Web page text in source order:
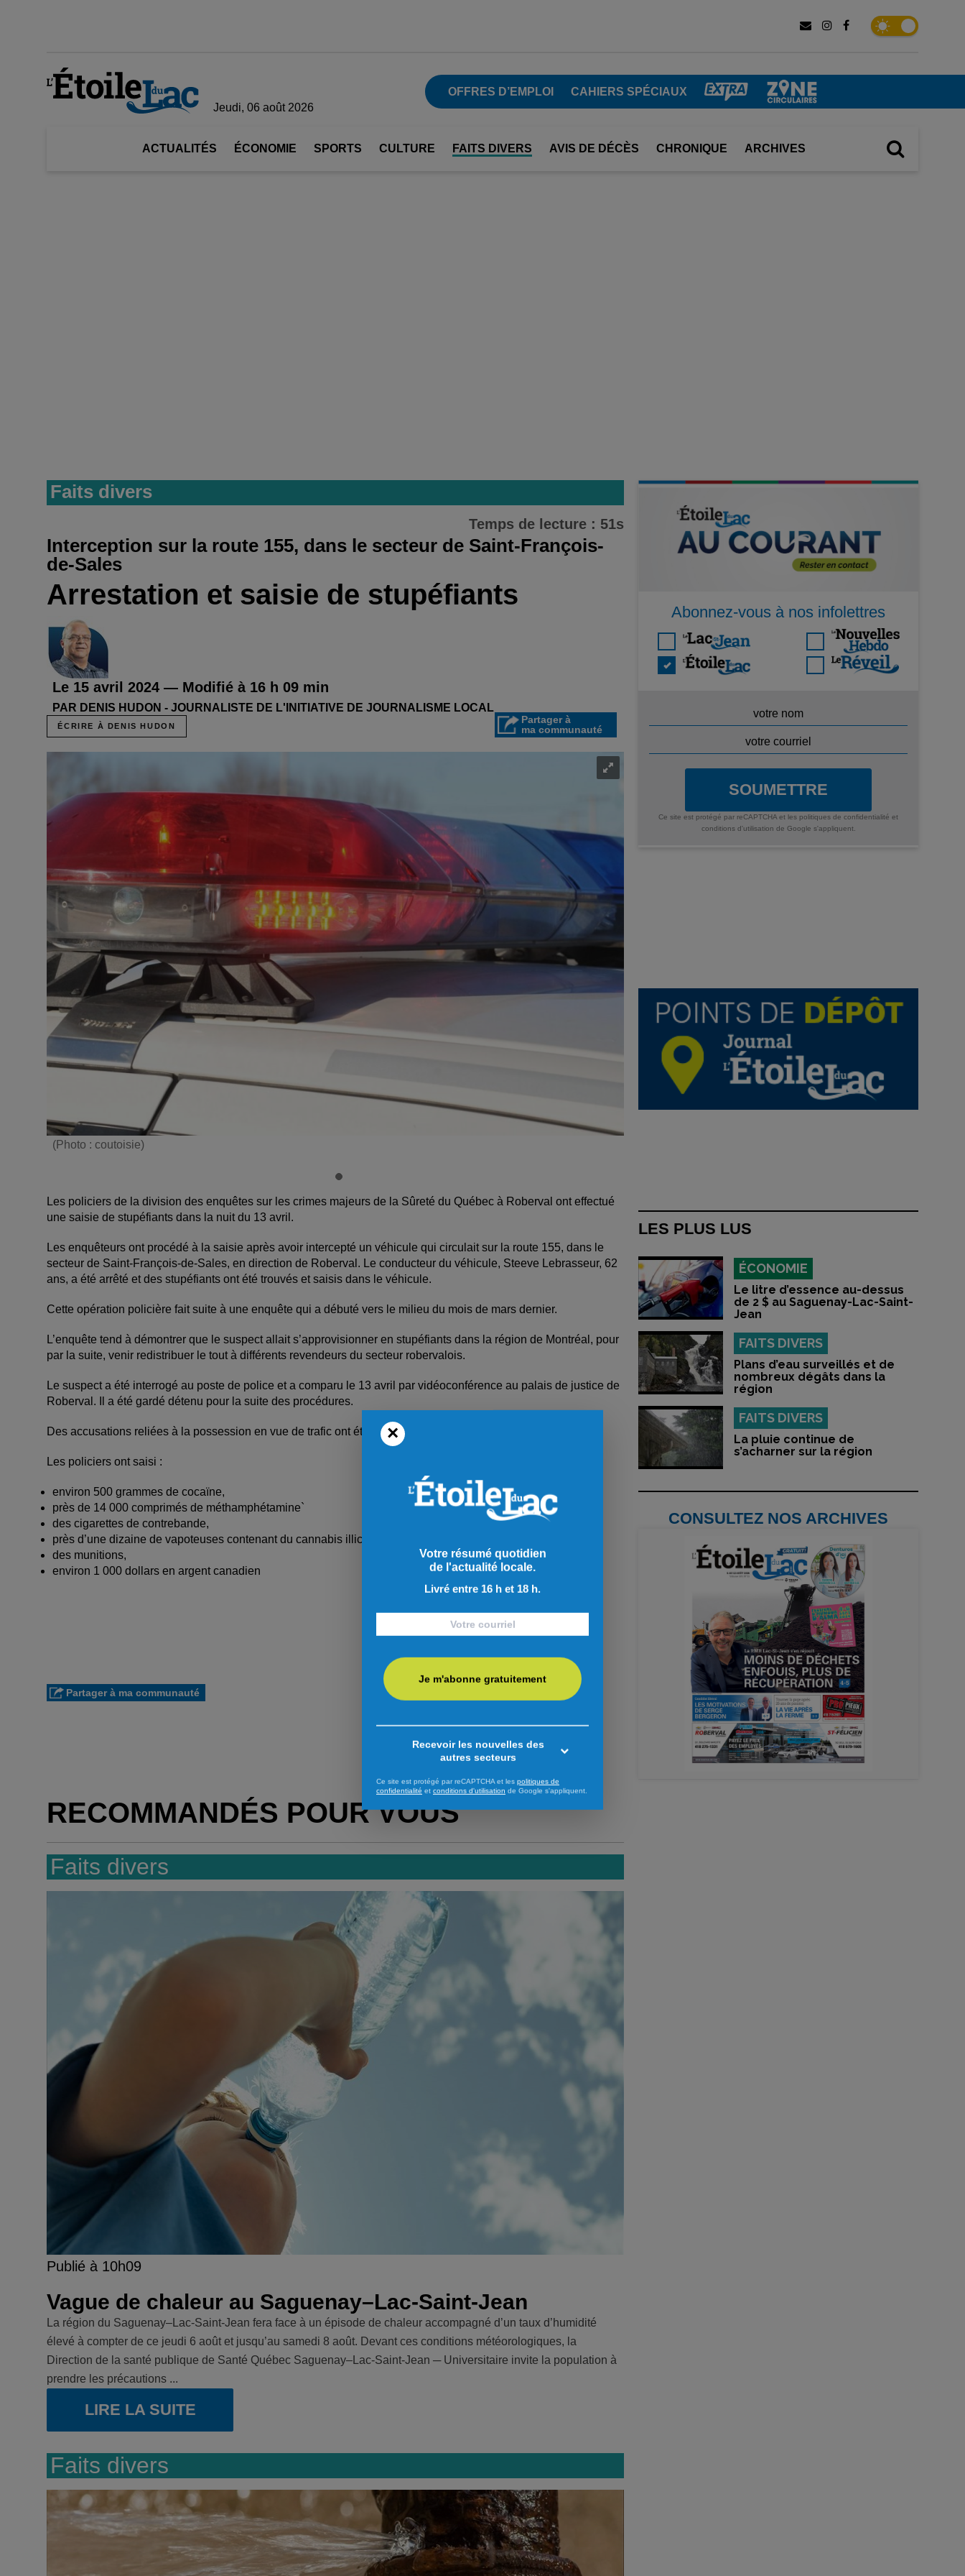
Jeudi, 06 août 2026
OFFRES D’EMPLOI CAHIERS SPÉCIAUX
ACTUALITÉS ÉCONOMIE SPORTS CULTURE FAITS DIVERS AVIS DE DÉCÈS CHRONIQUE ARCHIVES
Faits divers
Temps de lecture : 51s
Interception sur la route 155, dans le secteur de Saint-François-
de-Sales
Arrestation et saisie de stupéfiants
Le 15 avril 2024 — Modifié à 16 h 09 min
PAR DENIS HUDON - JOURNALISTE DE L'INITIATIVE DE JOURNALISME LOCAL
ÉCRIRE À DENIS HUDON
Partager à
ma communauté
(Photo : coutoisie)
Les policiers de la division des enquêtes sur les crimes majeurs de la Sûreté du Québec à Roberval ont effectué
une saisie de stupéfiants dans la nuit du 13 avril.
Les enquêteurs ont procédé à la saisie après avoir intercepté un véhicule qui circulait sur la route 155, dans le
secteur de Saint-François-de-Sales, en direction de Roberval. Le conducteur du véhicule, Steeve Lebrasseur, 62
ans, a été arrêté et des stupéfiants ont été trouvés et saisis dans le véhicule.
Cette opération policière fait suite à une enquête qui a débuté vers le milieu du mois de mars dernier.
L’enquête tend à démontrer que le suspect allait s’approvisionner en stupéfiants dans la région de Montréal, pour
par la suite, venir redistribuer le tout à différents revendeurs du secteur robervalois.
Le suspect a été interrogé au poste de police et a comparu le 13 avril par vidéoconférence au palais de justice de
Roberval. Il a été gardé détenu pour la suite des procédures.
Des accusations reliées à la possession en vue de trafic ont été déposées contre le suspect.
Les policiers ont saisi :
environ 500 grammes de cocaïne,
près de 14 000 comprimés de méthamphétamine`
des cigarettes de contrebande,
près d’une dizaine de vapoteuses contenant du cannabis illicite,
des munitions,
environ 1 000 dollars en argent canadien
Partager à ma communauté
RECOMMANDÉS POUR VOUS
Faits divers
Publié à 10h09
Vague de chaleur au Saguenay–Lac-Saint-Jean
La région du Saguenay–Lac-Saint-Jean fera face à un épisode de chaleur accompagné d’un taux d’humidité
élevé à compter de ce jeudi 6 août et jusqu’au samedi 8 août. Devant ces conditions météorologiques, la
Direction de la santé publique de Santé Québec Saguenay–Lac-Saint-Jean ─ Universitaire invite la population à
prendre les précautions ...
LIRE LA SUITE
Faits divers
Abonnez-vous à nos infolettres
SOUMETTRE
Ce site est protégé par reCAPTCHA et les politiques de confidentialité et
conditions d'utilisation de Google s'appliquent.
LES PLUS LUS
ÉCONOMIE
Le litre d’essence au-dessus
de 2 $ au Saguenay-Lac-Saint-
Jean
FAITS DIVERS
Plans d’eau surveillés et de
nombreux dégâts dans la
région
FAITS DIVERS
La pluie continue de
s’acharner sur la région
CONSULTEZ NOS ARCHIVES
×
Votre résumé quotidien
de l'actualité locale.
Livré entre 16 h et 18 h.
Je m'abonne gratuitement
Recevoir les nouvelles des
autres secteurs
Ce site est protégé par reCAPTCHA et les politiques de
confidentialité et conditions d'utilisation de Google s'appliquent.